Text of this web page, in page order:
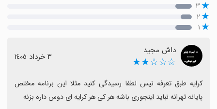
۳
۲
۱
داش مجید
☆☆☆★★ ٣ خرداد ١٤٠٥
پایانه تهرانه نباید اینجوری باشه هر کی هر کرایه ای دوس داره بزنه